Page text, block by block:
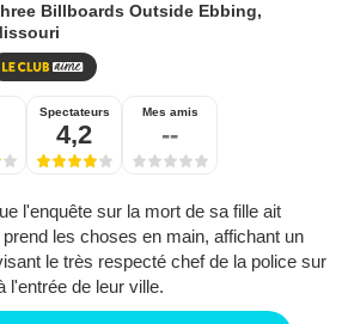
Billboards Outside Ebbing,
Spectateurs
4,2
Mes amis
--
l'enquête sur la mort de sa fille ait
les choses en main, affichant un
le très respecté chef de la police sur
l'entrée de leur ville.